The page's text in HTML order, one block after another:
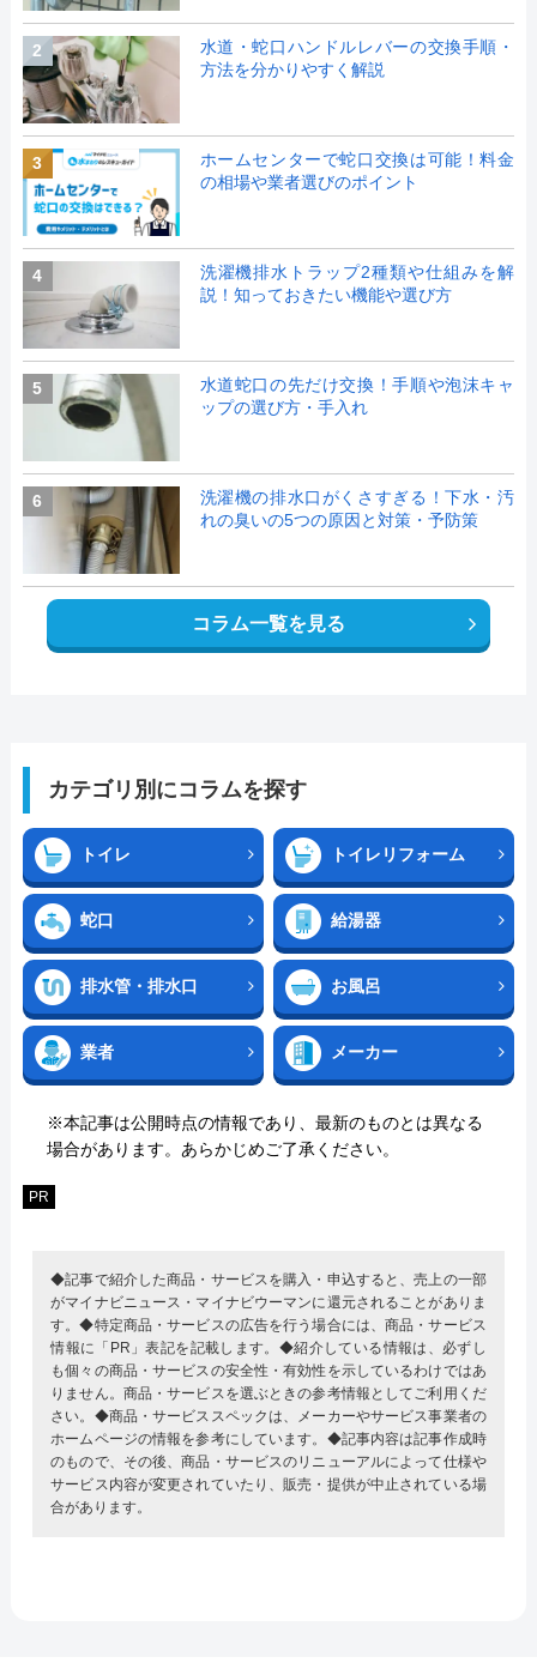
2
水道・蛇口ハンドルレバーの交換手順・
方法を分かりやすく解説
3
ホームセンターで蛇口交換は可能！料金
の相場や業者選びのポイント
4
洗濯機排水トラップ2種類や仕組みを解
説！知っておきたい機能や選び方
5
水道蛇口の先だけ交換！手順や泡沫キャ
ップの選び方・手入れ
6
洗濯機の排水口がくさすぎる！下水・汚
れの臭いの5つの原因と対策・予防策
コラム一覧を見る
カテゴリ別にコラムを探す
トイレ トイレリフォーム
蛇口 給湯器
排水管・排水口 お風呂
業者 メーカー
※本記事は公開時点の情報であり、最新のものとは異なる
場合があります。あらかじめご了承ください。
PR
◆記事で紹介した商品・サービスを購入・申込すると、売上の一部
がマイナビニュース・マイナビウーマンに還元されることがありま
す。◆特定商品・サービスの広告を行う場合には、商品・サービス
情報に「PR」表記を記載します。◆紹介している情報は、必ずし
も個々の商品・サービスの安全性・有効性を示しているわけではあ
りません。商品・サービスを選ぶときの参考情報としてご利用くだ
さい。◆商品・サービススペックは、メーカーやサービス事業者の
ホームページの情報を参考にしています。◆記事内容は記事作成時
のもので、その後、商品・サービスのリニューアルによって仕様や
サービス内容が変更されていたり、販売・提供が中止されている場
合があります。